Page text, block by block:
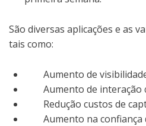
São diversas aplicações e as
tais como:
Aumento de
Aumento de interação
Redução custos de
Aumento na confiança